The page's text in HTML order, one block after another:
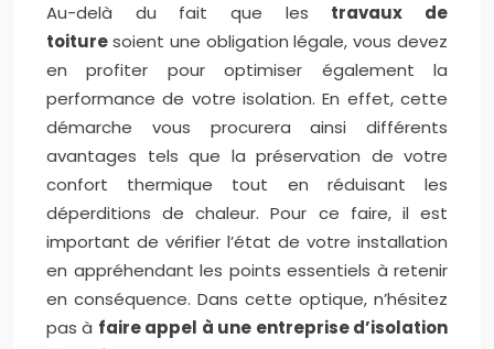
Au-delà du fait que les travaux de
toituresoient une obligation légale, vous devez
en profiter pour optimiser également la
performance de votre isolation. En effet, cette
démarche vous procurera ainsi différents
avantages tels que la préservation de votre
confort thermique tout en réduisant les
déperditions de chaleur. Pour ce faire, il est
important de vérifier l’état de votre installation
en appréhendant les points essentiels à retenir
en conséquence. Dans cette optique, n’hésitez
pas à faire appel à une entreprise d’isolation